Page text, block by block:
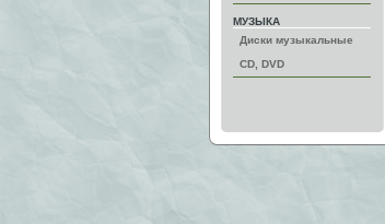
МУЗЫКА
Диски музыкальные
CD, DVD